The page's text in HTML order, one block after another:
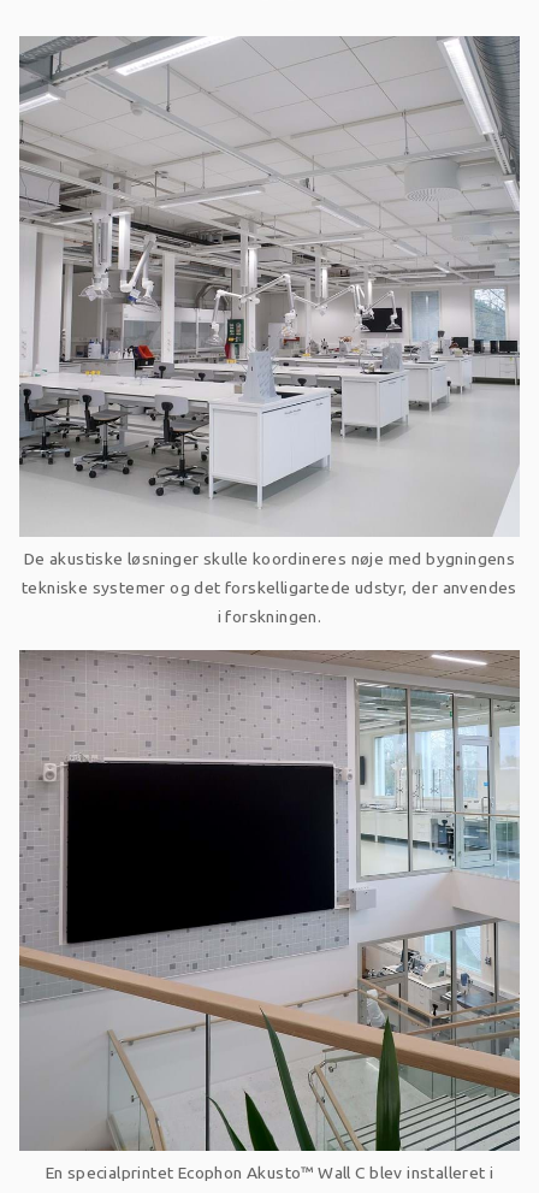
De akustiske løsninger skulle koordineres nøje med bygningens
tekniske systemer og det forskelligartede udstyr, der anvendes
i forskningen.
En specialprintet Ecophon Akusto™ Wall C blev installeret i